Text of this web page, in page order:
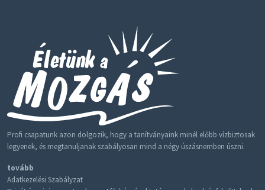
Profi csapatunk azon dolgozik, hogy a tanítványaink minél előbb vízbiztosak
legyenek, és megtanuljanak szabályosan mind a négy úszásnemben úszni.
tovább
Adatkezelési Szabályzat